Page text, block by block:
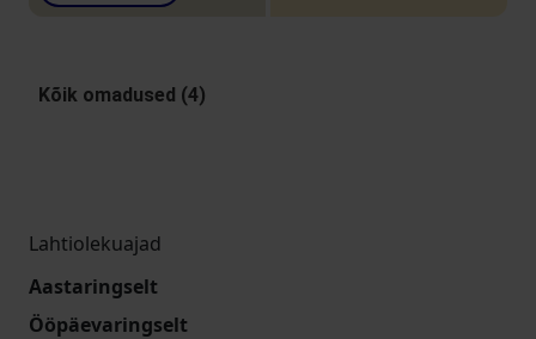
Kõik omadused (4)
Lahtiolekuajad
Aastaringselt
Ööpäevaringselt